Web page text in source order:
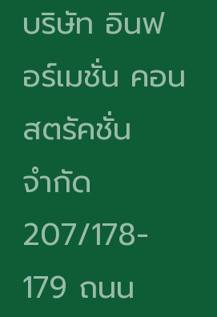
บริษัท อินฟ
อร์เมชั่น คอน
สตรัคชั่น
จำกัด
207/178-
179 ถนน